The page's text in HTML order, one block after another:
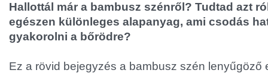
Hallottál már a bambusz szénről? Tudtad azt
egészen különleges alapanyag, ami csodás
gyakorolni a bőrödre?
Ez a rövid bejegyzés a bambusz szén lenyűgöző